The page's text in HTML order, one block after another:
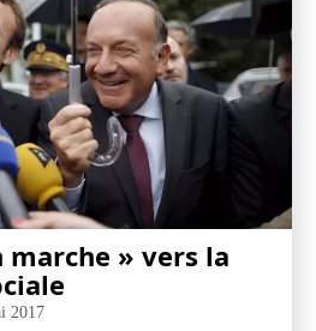
marche » vers la
2017